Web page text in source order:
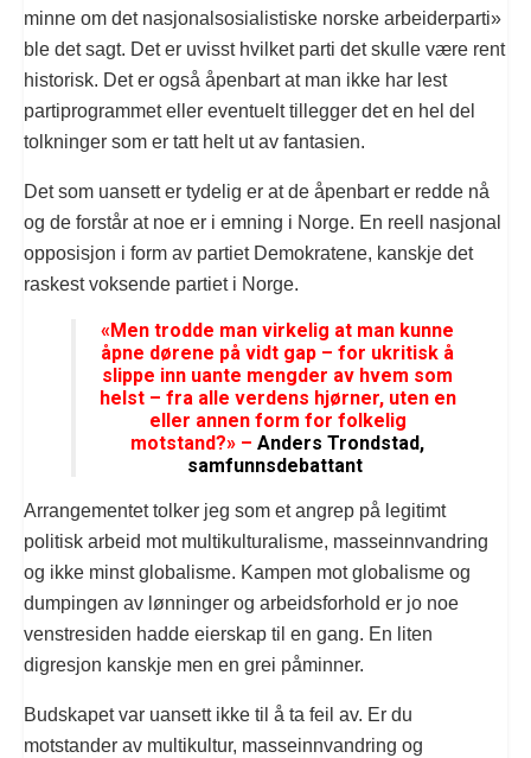
minne om det nasjonalsosialistiske norske arbeiderparti»
ble det sagt. Det er uvisst hvilket parti det skulle være rent
historisk. Det er også åpenbart at man ikke har lest
partiprogrammet eller eventuelt tillegger det en hel del
tolkninger som er tatt helt ut av fantasien.
Det som uansett er tydelig er at de åpenbart er redde nå
og de forstår at noe er i emning i Norge. En reell nasjonal
opposisjon i form av partiet Demokratene, kanskje det
raskest voksende partiet i Norge.
«Men trodde man virkelig at man kunne
åpne dørene på vidt gap – for ukritisk å
slippe inn uante mengder av hvem som
helst – fra alle verdens hjørner, uten en
eller annen form for folkelig
motstand?» – Anders Trondstad,
samfunnsdebattant
Arrangementet tolker jeg som et angrep på legitimt
politisk arbeid mot multikulturalisme, masseinnvandring
og ikke minst globalisme. Kampen mot globalisme og
dumpingen av lønninger og arbeidsforhold er jo noe
venstresiden hadde eierskap til en gang. En liten
digresjon kanskje men en grei påminner.
Budskapet var uansett ikke til å ta feil av. Er du
motstander av multikultur, masseinnvandring og